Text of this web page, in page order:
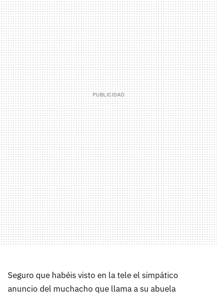
Seguro que habéis visto en la tele el simpático
anuncio del muchacho que llama a su abuela